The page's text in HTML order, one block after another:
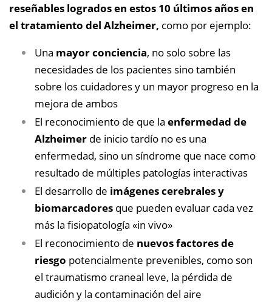
reseñables logrados en estos 10 últimos años en
el tratamiento del Alzheimer, como por ejemplo:
Una mayor conciencia, no solo sobre las
necesidades de los pacientes sino también
sobre los cuidadores y un mayor progreso en la
mejora de ambos
El reconocimiento de que la enfermedad de
Alzheimer de inicio tardío no es una
enfermedad, sino un síndrome que nace como
resultado de múltiples patologías interactivas
El desarrollo de imágenes cerebrales y
biomarcadores que pueden evaluar cada vez
más la fisiopatología «in vivo»
El reconocimiento de nuevosfactores de
riesgo potencialmente prevenibles, como son
el traumatismo craneal leve, la pérdida de
audición y la contaminación del aire